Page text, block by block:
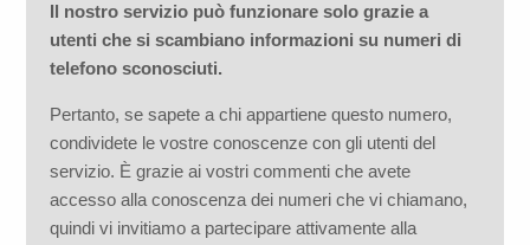
Il nostro servizio può funzionare solo grazie a
utenti che si scambiano informazioni su numeri di
telefono sconosciuti.
Pertanto, se sapete a chi appartiene questo numero,
condividete le vostre conoscenze con gli utenti del
servizio. È grazie ai vostri commenti che avete
accesso alla conoscenza dei numeri che vi chiamano,
quindi vi invitiamo a partecipare attivamente alla